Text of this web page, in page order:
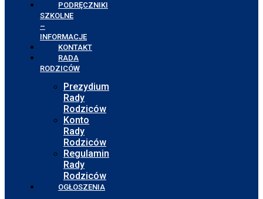
PODRĘCZNIKI
SZKOLNE
–
INFORMACJE
KONTAKT
RADA
RODZICÓW
Prezydium
Rady
Rodziców
Konto
Rady
Rodziców
Regulamin
Rady
Rodziców
OGŁOSZENIA